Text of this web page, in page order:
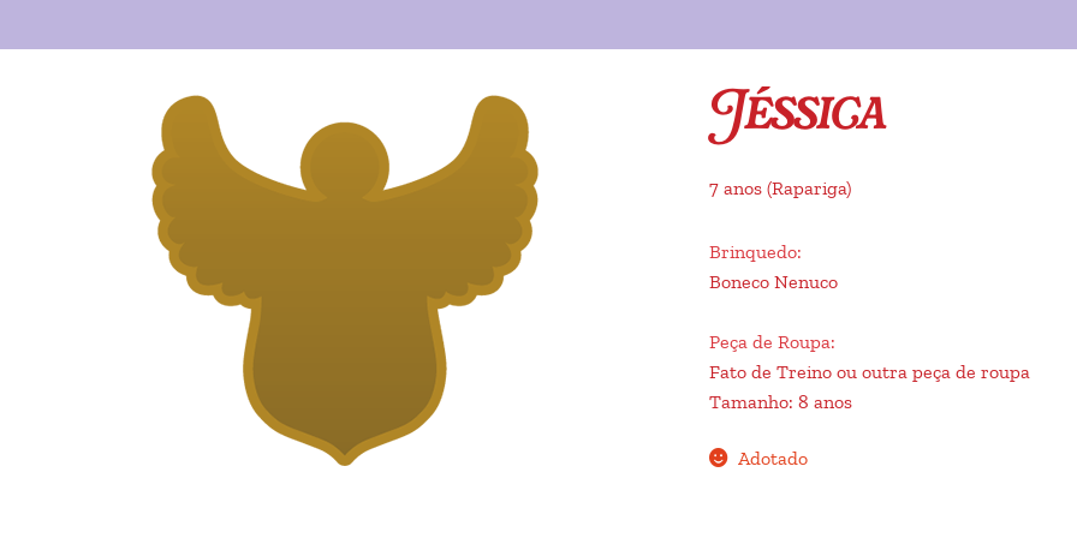
Jéssica
7 anos (Rapariga)
Brinquedo:
Boneco Nenuco
Peça de Roupa:
Fato de Treino ou outra peça de roupa
Tamanho: 8 anos
Adotado